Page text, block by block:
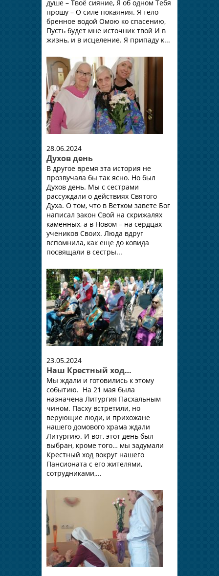
душе – Твоё сияние, Я об одном Тебя
прошу – О силе покаяния. Я тело
бренное водой Омою ко спасению,
Пусть будет мне источник твой И в
жизнь, и в исцеление. Я припаду к...
28.06.2024
Духов день
В другое время эта история не
прозвучала бы так ясно. Но был
Духов день. Мы с сестрами
рассуждали о действиях Святого
Духа. О том, что в Ветхом завете Бог
написал закон Свой на скрижалях
каменных, а в Новом – на сердцах
учеников Своих. Люда вдруг
вспомнила, как еще до ковида
посвящали в сестры...
23.05.2024
Наш Крестный ход…
Мы ждали и готовились к этому
событию. На 21 мая была
назначена Литургия Пасхальным
чином. Пасху встретили, но
верующие люди, и прихожане
нашего домового храма ждали
Литургию. И вот, этот день был
выбран, кроме того… мы задумали
Крестный ход вокруг нашего
Пансионата с его жителями,
сотрудниками,...